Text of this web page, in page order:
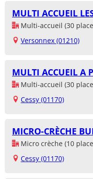
MULTI ACCUEIL
Multi-accueil (30
Versonnex (01210)
MULTI ACCUEIL A
Multi-accueil (30
Cessy (01170)
MICRO-CRÈCHE
Micro crèche (10
Cessy (01170)